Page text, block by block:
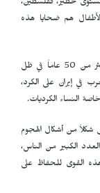
خطير، ففلسطين،
هم ضحايا هذه
لقد تعب الشرق الأوسط من الحروب، ونحن ككرد عشنا أكثر من 50 عاماً في ظل
في إيران على الكرد،
النساء الكرديات.
من أشكال الهجوم
الكبير من الناس،
القوى للحفاظ على